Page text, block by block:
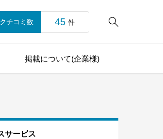

クチコミ数 45 件
掲載について(企業様)
サービス